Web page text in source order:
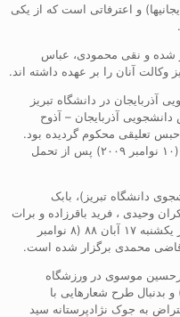
و اعترفاتی است که از یکی
شده و نقی محمودی، عباس
وکالت آنان را بر عهده داشته اند.
آذربایجان در دانشگاه تبریز
آذربایجان – آذوح
تعلیقی محکوم گردیده بود.
این فعال دانشجویی به تازگی در ۱۹ آبان ۸۸ (۱۰ نوامبر ۲۰۰۹) پس از تحمل
دانشگاه تبریز)، بابک
وحیدی ، فرید باقرزاده و برات
دادگر از فعالین مدنی آذربایجانی در تبریز روز یکشنبه ۱۷ آبان ۸۸ (۸ نوامبر
موسوی در ورزشگاه
تبریز در ۴ خرداد ۸۸ (۲۵ می ۲۰۰۹) و بدنبال طرح شعارهایی با
به جوک نژادپرستانه سید